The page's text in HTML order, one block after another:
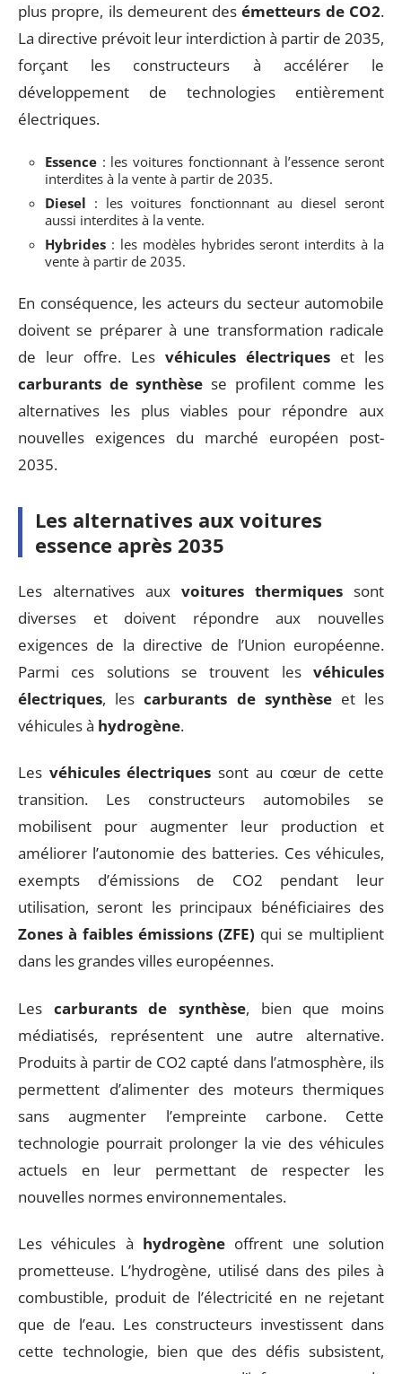
plus propre, ils demeurent desémetteurs de CO2.
La directive prévoit leur interdiction à partir de 2035,
forçant les constructeurs à accélérer le
développement de technologies entièrement
électriques.
Essence : les voitures fonctionnant à l’essence seront
interdites à la vente à partir de 2035.
Diesel : les voitures fonctionnant au diesel seront
aussi interdites à la vente.
Hybrides : les modèles hybrides seront interdits à la
vente à partir de 2035.
En conséquence, les acteurs du secteur automobile
doivent se préparer à une transformation radicale
de leur offre. Les véhicules électriques et les
carburants de synthèse se profilent comme les
alternatives les plus viables pour répondre aux
nouvelles exigences du marché européen post-
2035.
Les alternatives aux voitures
essence après 2035
Les alternatives aux voitures thermiques sont
diverses et doivent répondre aux nouvelles
exigences de la directive de l’Union européenne.
Parmi ces solutions se trouvent les véhicules
électriques, lescarburants de synthèseet les
véhicules à hydrogène.
Les véhicules électriques sont au cœur de cette
transition. Les constructeurs automobiles se
mobilisent pour augmenter leur production et
améliorer l’autonomie des batteries. Ces véhicules,
exempts d’émissions de CO2 pendant leur
utilisation, seront les principaux bénéficiaires des
Zones à faibles émissions (ZFE) qui se multiplient
dans les grandes villes européennes.
Les carburants de synthèse, bien que moins
médiatisés, représentent une autre alternative.
Produits à partir de CO2 capté dans l’atmosphère, ils
permettent d’alimenter des moteurs thermiques
sans augmenter l’empreinte carbone. Cette
technologie pourrait prolonger la vie des véhicules
actuels en leur permettant de respecter les
nouvelles normes environnementales.
Les véhicules à hydrogène offrent une solution
prometteuse. L’hydrogène, utilisé dans des piles à
combustible, produit de l’électricité en ne rejetant
que de l’eau. Les constructeurs investissent dans
cette technologie, bien que des défis subsistent,